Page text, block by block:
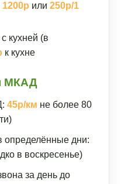
1200р или 250р/1
кухней (в
к кухне
МКАД
45р/км не более 80
определённые дни:
в воскресенье)
за день до